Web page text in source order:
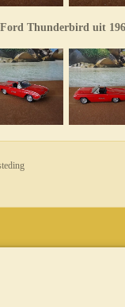
Ford Thunderbird uit